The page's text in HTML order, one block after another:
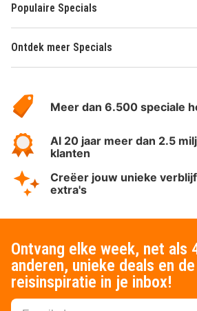
Populaire Specials
Ontdek meer Specials
HotelSpecials
Meer dan 6.500 speciale
Al 20 jaar meer dan 2.5
klanten
Creëer jouw unieke
extra's
Ontvang elke week, net als
anderen, unieke deals en
reisinspiratie in je inbox!